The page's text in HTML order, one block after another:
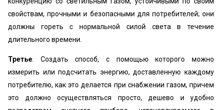
свойствам, прочными и безопасными для потребителей; они
должны гореть с нормальной силой света в течение
длительного времени.
Третье . Создать способ, с помощью которого можно
измерить или подсчитать энергию, доставленную каждому
потребителю, как это делается при снабжении газом, причем
это должно осуществляться просто, дешево и удобно